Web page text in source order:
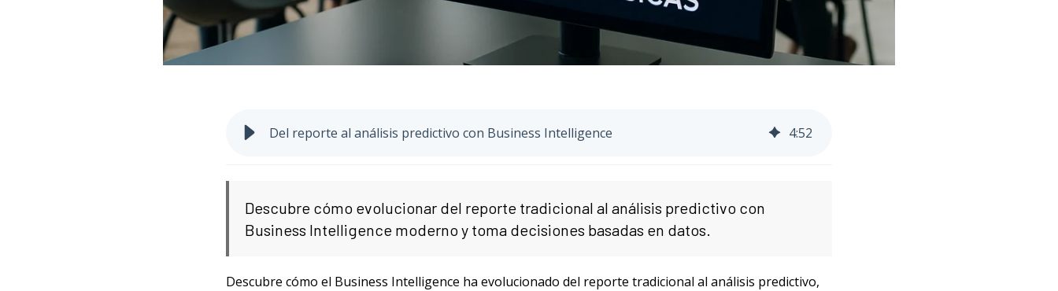
Del reporte al análisis predictivo con Business Intelligence 4:52
Descubre cómo evolucionar del reporte tradicional al análisis predictivo con
Business Intelligence moderno y toma decisiones basadas en datos.
Descubre cómo el Business Intelligence ha evolucionado del reporte tradicional al análisis predictivo,